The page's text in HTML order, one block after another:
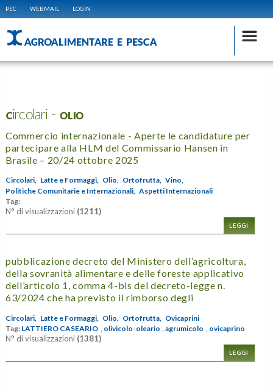
PEC WEBMAIL LOGIN
AGROALIMENTARE E PESCA
Circolari - OLIO
Commercio internazionale - Aperte le candidature per
partecipare alla HLM del Commissario Hansen in
Brasile – 20/24 ottobre 2025
Circolari, Latte e Formaggi, Olio, Ortofrutta, Vino,
Politiche Comunitarie e Internazionali, Aspetti Internazionali
Tag:
N° di visualizzazioni (1211)
LEGGI
pubblicazione decreto del Ministero dell’agricoltura,
della sovranità alimentare e delle foreste applicativo
dell’articolo 1, comma 4-bis del decreto-legge n.
63/2024 che ha previsto il rimborso degli
Circolari, Latte e Formaggi, Olio, Ortofrutta,
Ovicaprini
Tag: LATTIERO CASEARIO olivicolo-oleario ,agrumicolo ovicaprino
N° di visualizzazioni (1381)
LEGGI